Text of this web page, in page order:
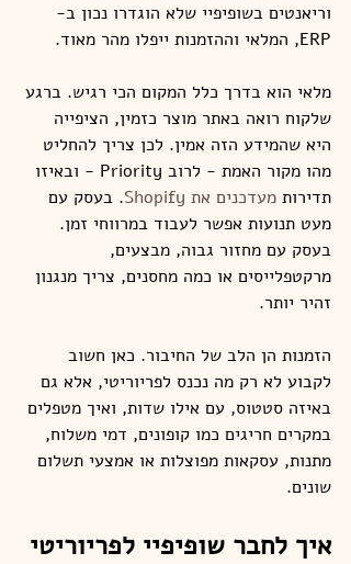
וריאנטים בשופיפיי שלא הוגדרו נכון ב-
ERP, המלאי וההזמנות ייפלו מהר מאוד.
מלאי הוא בדרך כלל המקום הכי רגיש. ברגע
שלקוח רואה באתר מוצר כזמין, הציפייה
היא שהמידע הזה אמין. לכן צריך להחליט
מהו מקור האמת - לרוב Priority - ובאיזו
תדירות מעדכנים את Shopify
. בעסק עם
מעט תנועות אפשר לעבוד במרווחי זמן.
בעסק עם מחזור גבוה, מבצעים,
מרקטפלייסים או כמה מחסנים, צריך מנגנון
זהיר יותר.
הזמנות הן הלב של החיבור. כאן חשוב
לקבוע לא רק מה נכנס לפריוריטי, אלא גם
באיזה סטטוס, עם אילו שדות, ואיך מטפלים
במקרים חריגים כמו קופונים, דמי משלוח,
מתנות, עסקאות מפוצלות או אמצעי תשלום
שונים.
איך לחבר שופיפיי לפריוריטי